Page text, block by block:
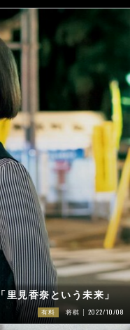
里見香奈という未来」
有料 将棋 2022/10/08